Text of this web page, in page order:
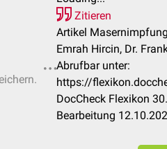
Zitieren
Artikel
Emrah Hircin, Dr.
Abrufbar unter:
https://
DocCheck Flexikon
Bearbeitung